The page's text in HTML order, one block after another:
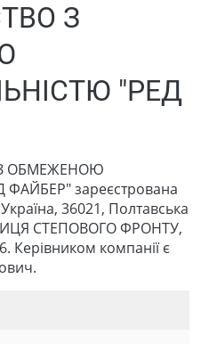
З
"РЕД
З ОБМЕЖЕНОЮ
зареєстрована
36021, Полтавська
СТЕПОВОГО ФРОНТУ,
Керівником компанії є